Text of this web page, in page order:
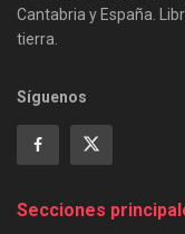
Cantabria y España.
tierra.
Síguenos
Secciones